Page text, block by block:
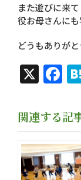
また遊びに来
役お母さんに
どうもありがと
X
関連する記